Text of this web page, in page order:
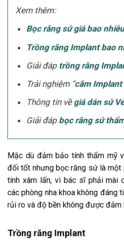
Xem thêm:
Bọc răng sứ giá bao
Trồng răng Implant bao
Giải đáp trồng răng
Trải nghiệm “cắm
Thông tin về giá dán sứ
Giải đáp bọc răng sứ
Mặc dù đảm bảo tính thẩm mỹ
đối tốt nhưng bọc răng sứ là một
tính xâm lấn, vì bác sĩ phải mài
các phòng nha khoa không đáng
rủi ro và độ bền không được đảm
Trồng răng Implant